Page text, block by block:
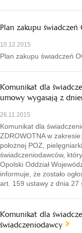
Plan zakupu
10.12.2015
Plan zakupu świadczeń
Komunikat dla
umowy wygasają z
26.11.2015
Komunikat dla
ZDROWOTNA w
położnej POZ,
świadczeniodawców,
Opolski Oddział
informuje, że zostało
art. 159 ustawy z dnia
Komunikat dla
świadczeniodawcy